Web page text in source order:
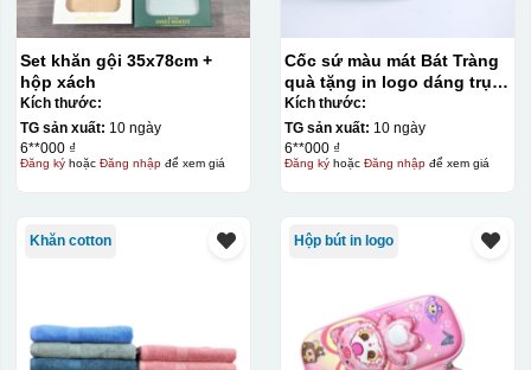
Inox 304
Set khăn gội 35x78cm +
hộp xách
Kích thước:
TG sản xuất: 10 ngày
6**000 ₫
Đăng kýhoặc Đăng nhậpđể xem giá
Cốc sứ màu mát Bát Tràng
quà tặng in logo dáng trụ
lùn quai C 330ml KQ-CSM09
Kích thước:
TG sản xuất: 10 ngày
6**000 ₫
Đăng kýhoặc Đăng nhậpđể xem giá
Khăn cotton Hộp bút in logo